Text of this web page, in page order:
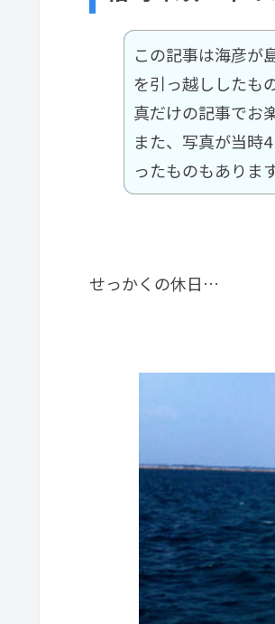
この記事は海彦が
を引っ越ししたも
真だけの記事でお
また、写真が当時
ったものもありま
せっかくの休日…